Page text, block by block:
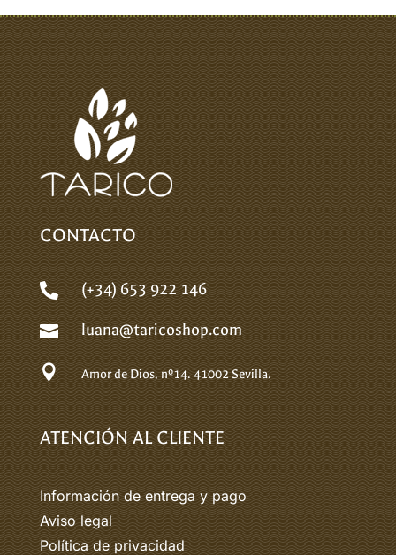
CONTACTO
 (+34) 653 922 146
 luana@taricoshop.com
 Amor de Dios, nº14.41002 Sevilla.
ATENCIÓN AL CLIENTE
Información de entrega y pago
Aviso legal
Política de privacidad